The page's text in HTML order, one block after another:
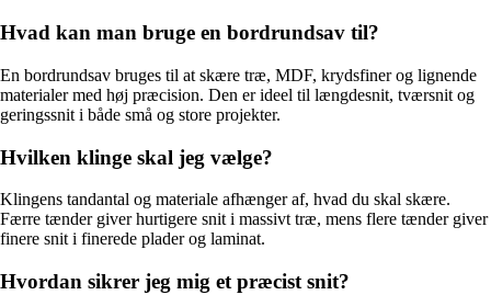
Hvad kan man bruge en bordrundsav til?
En bordrundsav bruges til at skære træ, MDF, krydsfiner og lignende
materialer med høj præcision. Den er ideel til længdesnit, tværsnit og
geringssnit i både små og store projekter.
Hvilken klinge skal jeg vælge?
Klingens tandantal og materiale afhænger af, hvad du skal skære.
Færre tænder giver hurtigere snit i massivt træ, mens flere tænder giver
finere snit i finerede plader og laminat.
Hvordan sikrer jeg mig et præcist snit?